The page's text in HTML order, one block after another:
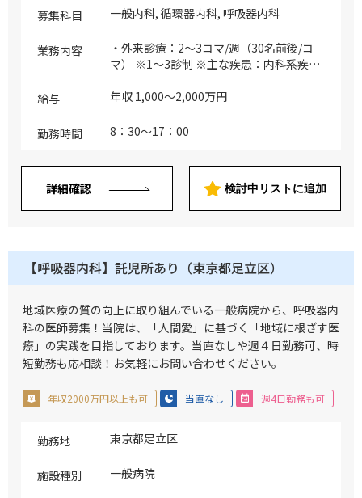
募集科目 一般内科, 循環器内科, 呼吸器内科
業務内容
・外来診療：2～3コマ/週（30名前後/コ
マ） ※1～3診制 ※主な疾患：内科系疾患
桃腺炎、肺炎、急性胃腸炎、生活習慣病や
20名（主治医制） ※主な疾患：胃十二指
受入件数：120～150件/月（内科系が8
割、外科系が2割） ※主な疾患：軽度～中
程度が中心（入院受け入れは50％程度）
給与 年収 1,000～2,000万円
勤務時間 8：30～17：00
詳細確認 検討中リストに追加
【呼吸器内科】託児所あり（東京都足立区）
地域医療の質の向上に取り組んでいる一般病院から、呼吸器内
科の医師募集！当院は、「人間愛」に基づく「地域に根ざす医
療」の実践を目指しております。当直なしや週４日勤務可、時
短勤務も応相談！お気軽にお問い合わせください。
年収2000万円以上も可 当直なし 週4日勤務も可
勤務地 東京都足立区
施設種別 一般病院